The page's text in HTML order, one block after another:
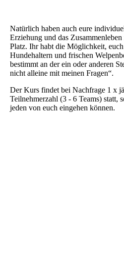
Natürlich haben auch eure
Erziehung und das
Platz. Ihr habt die Möglichkeit,
Hundehaltern und frischen
bestimmt an der ein oder anderen
nicht alleine mit meinen Fragen“.
Der Kurs findet bei Nachfrage 1 x
Teilnehmerzahl (3 - 6 Teams) statt,
jeden von euch eingehen können.